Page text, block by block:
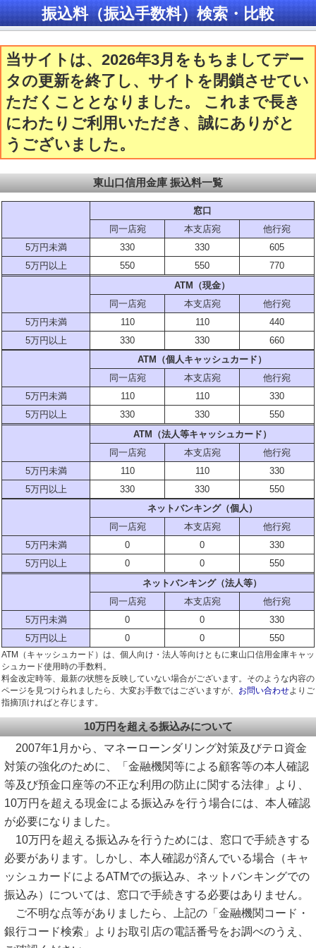
振込料（振込手数料）検索・比較
当サイトは、2026年3月をもちましてデー
タの更新を終了し、サイトを閉鎖させてい
ただくこととなりました。 これまで長き
にわたりご利用いただき、誠にありがと
うございました。
東山口信用金庫 振込料一覧
窓口
同一店宛
本支店宛
他行宛
5万円未満
330 330
605
5万円以上
550 550
770
ATM（現金）
同一店宛
本支店宛
他行宛
5万円未満
110 110
440
5万円以上
330 330
660
ATM（個人キャッシュカード）
同一店宛
本支店宛
他行宛
5万円未満
110 110
330
5万円以上
330 330
550
ATM（法人等キャッシュカード）
同一店宛
本支店宛
他行宛
5万円未満
110 110
330
5万円以上
330 330
550
ネットバンキング（個人）
同一店宛
本支店宛
他行宛
5万円未満
0 0
330
5万円以上
0 0
550
ネットバンキング（法人等）
同一店宛
本支店宛
他行宛
5万円未満
0 0
330
5万円以上
0 0 550
ATM（キャッシュカード）は、個人向け・法人等向けともに東山口信用金庫キャッ
シュカード使用時の手数料。
料金改定時等、最新の状態を反映していない場合がございます。そのような内容の
ページを見つけられましたら、大変お手数ではございますが、 お問い合わせよりご
指摘頂ければと存じます。
10万円を超える振込みについて
2007年1月から、マネーローンダリング対策及びテロ資金
対策の強化のために、「金融機関等による顧客等の本人確認
等及び預金口座等の不正な利用の防止に関する法律」より、
10万円を超える現金による振込みを行う場合には、本人確認
が必要になりました。
10万円を超える振込みを行うためには、窓口で手続きする
必要があります。しかし、本人確認が済んでいる場合（キャ
ッシュカードによるATMでの振込み、ネットバンキングでの
振込み）については、窓口で手続きする必要はありません。
ご不明な点等がありましたら、上記の「金融機関コード・
銀行コード検索」よりお取引店の電話番号をお調べのうえ、